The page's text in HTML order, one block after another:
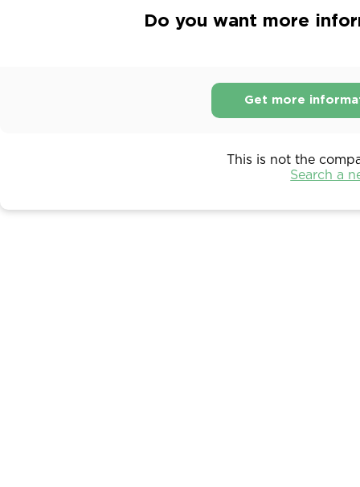
Do you want more
Get more
This is not the
Search a